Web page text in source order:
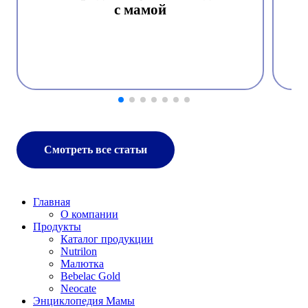
с мамой
Смотреть все статьи
Главная
О компании
Продукты
Каталог продукции
Nutrilon
Малютка
Bebelac Gold
Neocate
Энциклопедия Мамы